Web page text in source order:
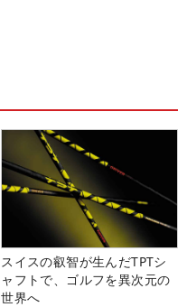
スイスの叡智が生んだTPTシ
ャフトで、ゴルフを異次元の
世界へ